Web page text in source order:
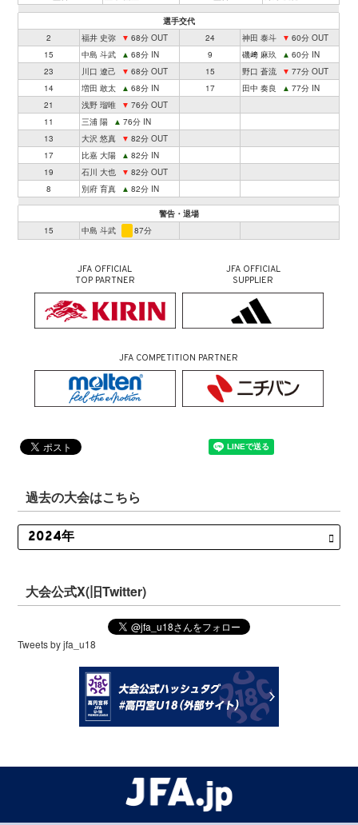
選手交代
2
福井 史弥 ▼ 68分 OUT 24 神田 泰斗 ▼ 60分 OUT
15
中島 斗武 ▲ 68分 IN 9 磯﨑 麻玖 ▲ 60分 IN
23
川口 遼己 ▼ 68分 OUT 15 野口 蒼流 ▼ 77分 OUT
14
増田 敢太 ▲ 68分 IN 17 田中 奏良 ▲ 77分 IN
21
浅野 瑠唯 ▼ 76分 OUT
11
三浦 陽 ▲ 76分 IN
13
大沢 悠真 ▼ 82分 OUT
17
比嘉 大陽 ▲ 82分 IN
19
石川 大也 ▼ 82分 OUT
8
別府 育真 ▲ 82分 IN
警告・退場
15
中島 斗武 87分
JFA OFFICIAL
TOP PARTNER
JFA OFFICIAL
SUPPLIER
JFA COMPETITION PARTNER
過去の大会はこちら
大会公式X(旧Twitter)
Tweets by jfa_u18